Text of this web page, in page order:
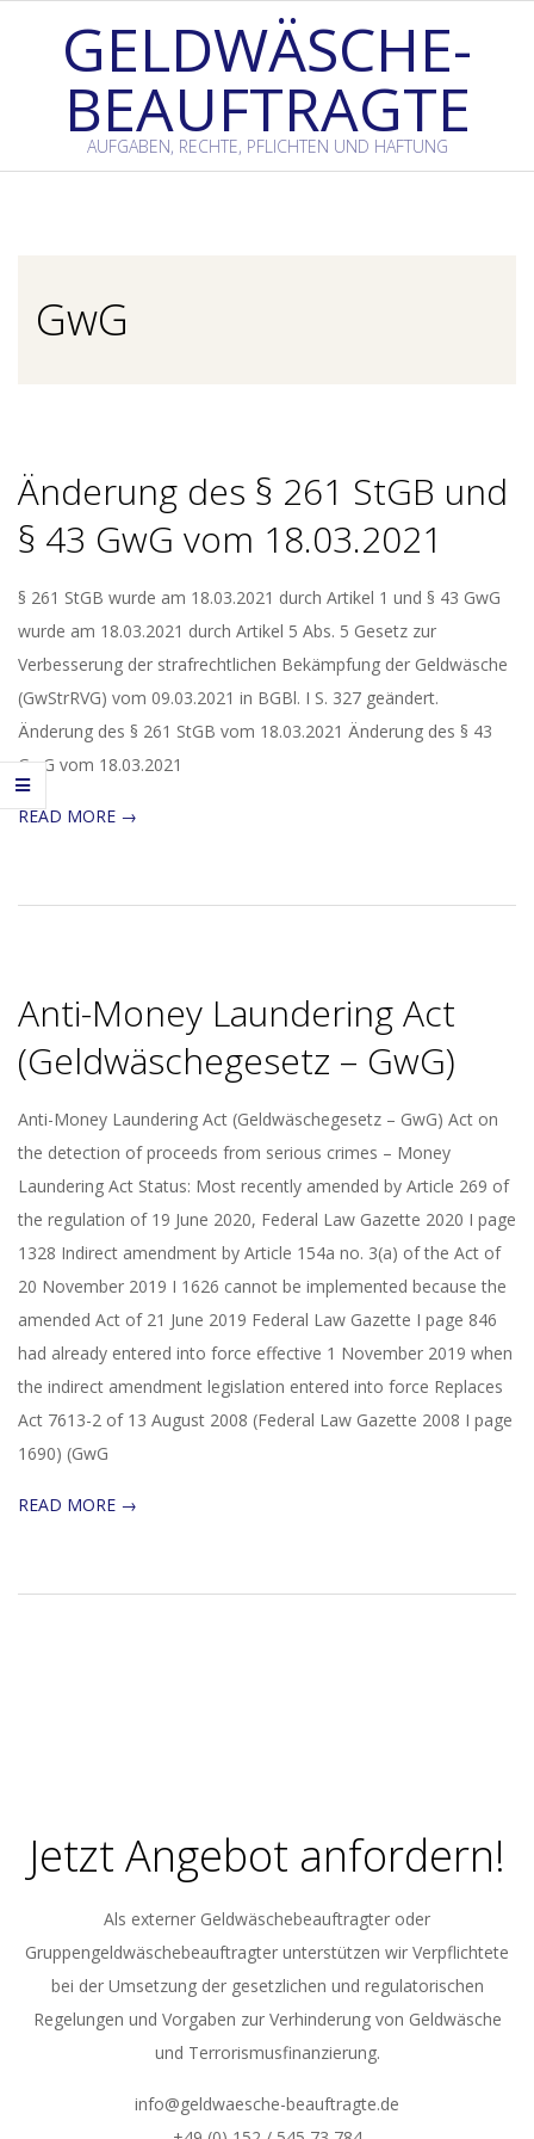
GELDWÄSCHE-
BEAUFTRAGTE
AUFGABEN, RECHTE, PFLICHTEN UND HAFTUNG
GwG
Änderung des § 261 StGB und
§ 43 GwG vom 18.03.2021
2021-
04-
25
§ 261 StGB wurde am 18.03.2021 durch Artikel 1 und § 43 GwG
wurde am 18.03.2021 durch Artikel 5 Abs. 5 Gesetz zur
Verbesserung der strafrechtlichen Bekämpfung der Geldwäsche
(GwStrRVG) vom 09.03.2021 in BGBl. I S. 327 geändert.
Änderung des § 261 StGB vom 18.03.2021 Änderung des § 43
GwG vom 18.03.2021
READ MORE →
Anti-Money Laundering Act
(Geldwäschegesetz – GwG)
2020-
10-
03
Anti-Money Laundering Act (Geldwäschegesetz – GwG) Act on
the detection of proceeds from serious crimes – Money
Laundering Act Status: Most recently amended by Article 269 of
the regulation of 19 June 2020, Federal Law Gazette 2020 I page
1328 Indirect amendment by Article 154a no. 3(a) of the Act of
20 November 2019 I 1626 cannot be implemented because the
amended Act of 21 June 2019 Federal Law Gazette I page 846
had already entered into force effective 1 November 2019 when
the indirect amendment legislation entered into force Replaces
Act 7613-2 of 13 August 2008 (Federal Law Gazette 2008 I page
1690) (GwG
READ MORE →
Jetzt Angebot anfordern!
Als externer Geldwäschebeauftragter oder
Gruppengeldwäschebeauftragter unterstützen wir Verpflichtete
bei der Umsetzung der gesetzlichen und regulatorischen
Regelungen und Vorgaben zur Verhinderung von Geldwäsche
und Terrorismusfinanzierung.
info@geldwaesche-beauftragte.de